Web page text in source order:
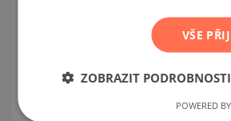
domě v uzavřeném
Bistrice
VŠE
ZOBRAZIT PODROBNOSTI
POWERED